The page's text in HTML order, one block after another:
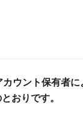
カウント保有者
おりです。